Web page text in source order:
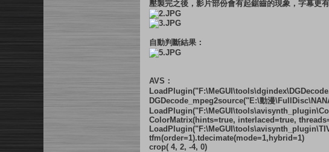
壓製完之後，影片部份會有起鋸齒的現象，字幕更
自動判斷結果：
AVS：
DGDecode_mpeg2source("E:\動漫
ColorMatrix(hints=true, interlaced=true,
tfm(order=1).tdecimate(mode=1,hybrid=1)
crop( 4, 2, -4, 0)